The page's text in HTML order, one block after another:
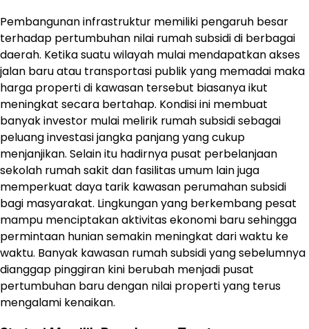
Pembangunan infrastruktur memiliki pengaruh besar
terhadap pertumbuhan nilai rumah subsidi di berbagai
daerah. Ketika suatu wilayah mulai mendapatkan akses
jalan baru atau transportasi publik yang memadai maka
harga properti di kawasan tersebut biasanya ikut
meningkat secara bertahap. Kondisi ini membuat
banyak investor mulai melirik rumah subsidi sebagai
peluang investasi jangka panjang yang cukup
menjanjikan. Selain itu hadirnya pusat perbelanjaan
sekolah rumah sakit dan fasilitas umum lain juga
memperkuat daya tarik kawasan perumahan subsidi
bagi masyarakat. Lingkungan yang berkembang pesat
mampu menciptakan aktivitas ekonomi baru sehingga
permintaan hunian semakin meningkat dari waktu ke
waktu. Banyak kawasan rumah subsidi yang sebelumnya
dianggap pinggiran kini berubah menjadi pusat
pertumbuhan baru dengan nilai properti yang terus
mengalami kenaikan.